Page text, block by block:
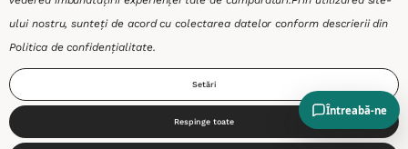
ului nostru, sunteți de acord cu colectarea datelor conform descrierii din
Politica de confidențialitate.
Setări
Respinge toate